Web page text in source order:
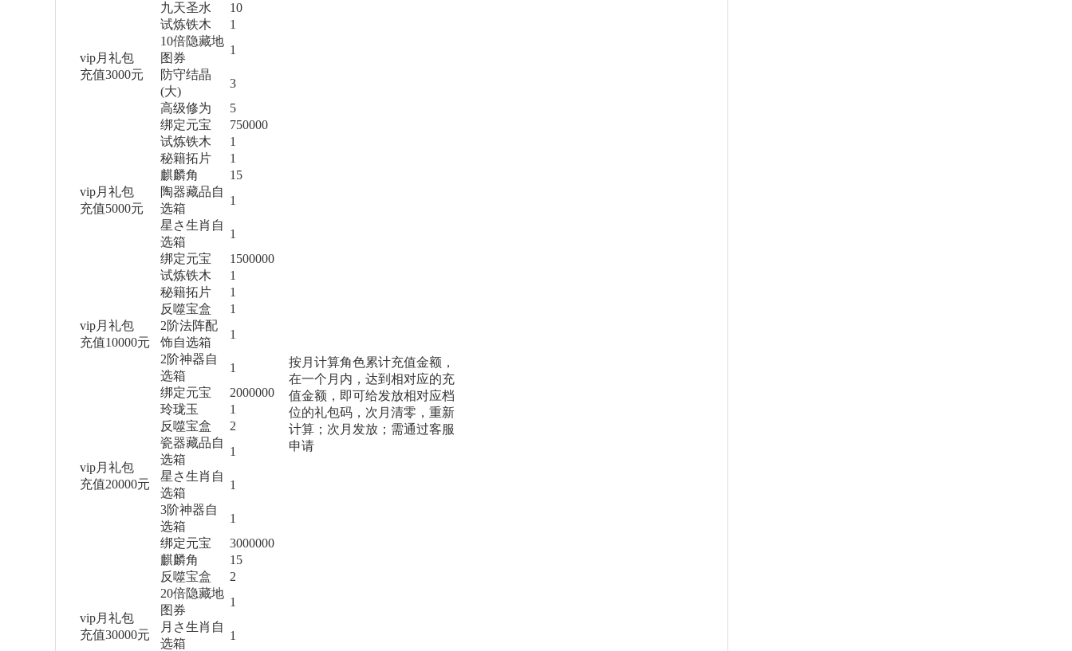
vip月礼包
充值3000元
九天圣水 10
按月计算角色累计充值金额，
在一个月内 ，达到相对应的充
值金额，即可给发放相对应档
位的礼包码， 次月清零，重新
计算；次月发放；需通过客服
申请
试炼铁木
1
10倍隐藏地
图券
1
防守结晶
(大)
3
高级修为
5
绑定元宝
750000
vip月礼包
充值5000元
试炼铁木
1
秘籍拓片
1
麒麟角
15
陶器藏品自
选箱
1
星さ生肖自
选箱
1
绑定元宝
1500000
vip月礼包
充值10000元
试炼铁木
1
秘籍拓片
1
反噬宝盒
1
2阶法阵配
饰自选箱
1
2阶神器自
选箱
1
绑定元宝
2000000
vip月礼包
充值20000元
玲珑玉
1
反噬宝盒
2
瓷器藏品自
选箱
1
星さ生肖自
选箱
1
3阶神器自
选箱
1
绑定元宝
3000000
vip月礼包
充值30000元
麒麟角
15
反噬宝盒
2
20倍隐藏地
图券
1
月さ生肖自
选箱
1